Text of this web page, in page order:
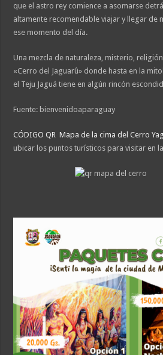
que el astro rey comience a asomarse
altamente recomendable viajar y llegar de
ese momento del día.
Una mezcla de naturaleza, misterio,
«Cerro del Jaguarû» donde hasta en la
el Teju Jaguá tiene en algún rincón
Fuente: bienvenidoaparaguay
CÓDIGO QR Mapa de la cima del Cerro
ubicar los puntos turísticos para visitar en